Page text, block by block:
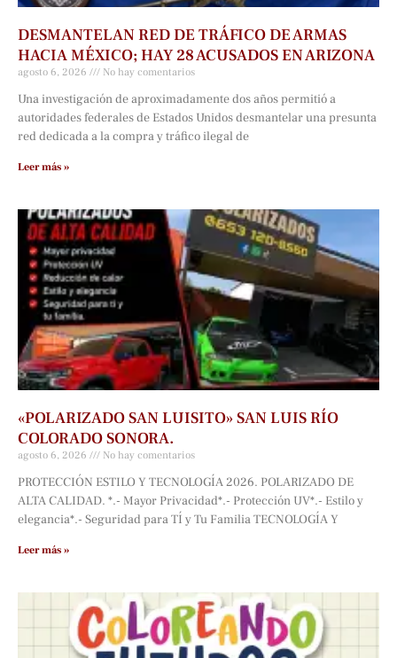
DESMANTELAN RED DE TRÁFICO DE ARMAS
HACIA MÉXICO; HAY 28 ACUSADOS EN ARIZONA
agosto 6, 2026 No hay comentarios
Una investigación de aproximadamente dos años permitió a
autoridades federales de Estados Unidos desmantelar una presunta
red dedicada a la compra y tráfico ilegal de
Leer más »
«POLARIZADO SAN LUISITO» SAN LUIS RÍO
COLORADO SONORA.
agosto 6, 2026 No hay comentarios
PROTECCIÓN ESTILO Y TECNOLOGÍA 2026. POLARIZADO DE
ALTA CALIDAD. *.- Mayor Privacidad*.- Protección UV*.- Estilo y
elegancia*.- Seguridad para TÍ y Tu Familia TECNOLOGÍA Y
Leer más »